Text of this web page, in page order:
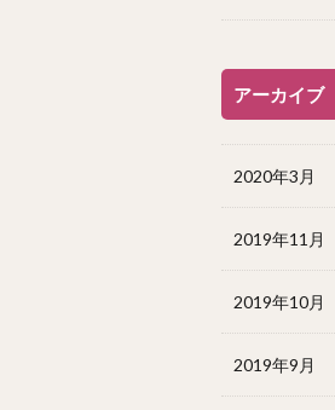
アーカイブ
2020年3月
2019年11月
2019年10月
2019年9月